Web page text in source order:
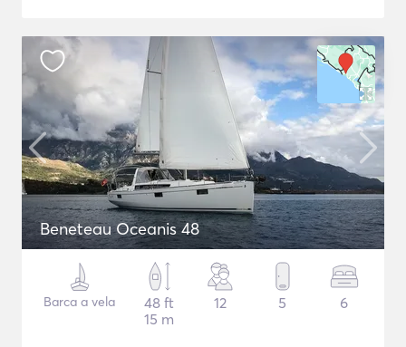
Beneteau Oceanis 48
Barca a vela
48 ft
15 m
12 5 6